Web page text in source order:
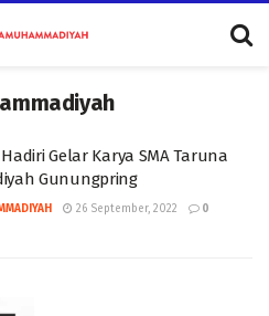
Gelar Karya SMA Taruna
Gunungpring
26 September, 2022 0